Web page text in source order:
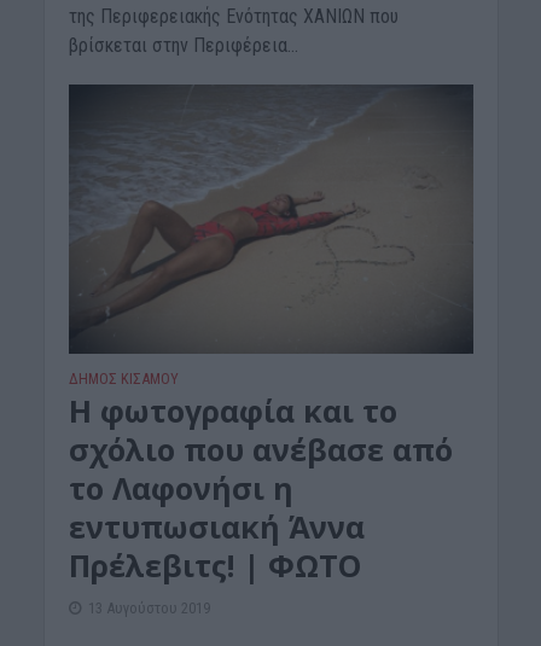
της Περιφερειακής Ενότητας ΧΑΝΙΩΝ που
βρίσκεται στην Περιφέρεια...
ΔΉΜΟΣ ΚΙΣΆΜΟΥ
Η φωτογραφία και το
σχόλιο που ανέβασε από
το Λαφονήσι η
εντυπωσιακή Άννα
Πρέλεβιτς! | ΦΩΤΟ
13 Αυγούστου 2019